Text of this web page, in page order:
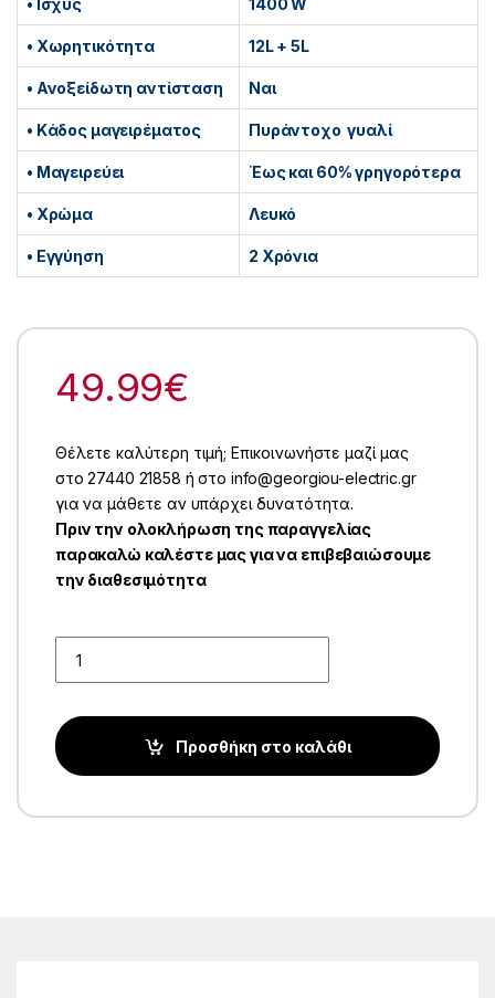
• Ισχύς 1400 W
• Χωρητικότητα 12L + 5L
• Ανοξείδωτη αντίσταση Ναι
• Kάδος μαγειρέματος Πυράντοχο γυαλί
• Μαγειρεύει Έως και 60% γρηγορότερα
• Χρώμα Λευκό
• Εγγύηση 2 Χρόνια
49.99€
Θέλετε καλύτερη τιμή; Επικοινωνήστε μαζί μας
στο 27440 21858 ή στο info@georgiou-electric.gr
για να μάθετε αν υπάρχει δυνατότητα.
Πριν την ολοκλήρωση της παραγγελίας
παρακαλώ καλέστε μας για να επιβεβαιώσουμε
την διαθεσιμότητα
Προσθήκη στο καλάθι